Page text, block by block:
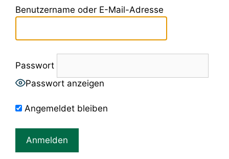
Benutzername oder E-Mail-Adresse
Passwort
Passwort anzeigen
Angemeldet bleiben